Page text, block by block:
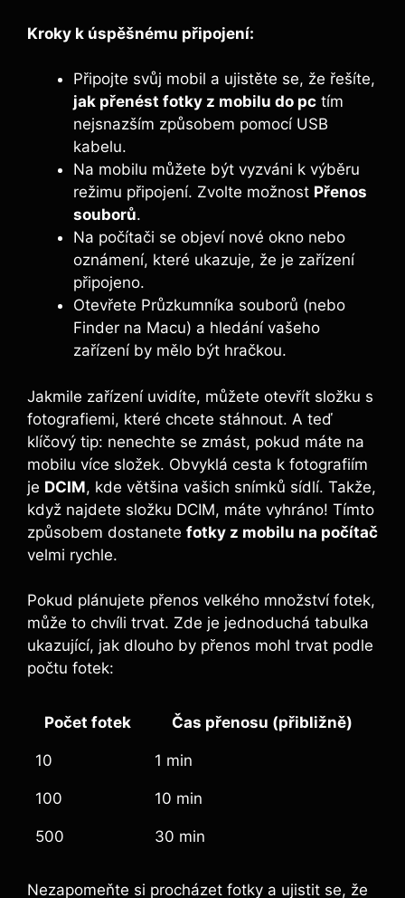
Kroky k úspěšnému připojení:
Připojte svůj mobil a ujistěte se, že řešíte,
jak přenést fotky z mobilu do pc tím
nejsnazším způsobem pomocí USB
kabelu.
Na mobilu můžete být vyzváni k výběru
režimu připojení. Zvolte možnost Přenos
souborů.
Na počítači se objeví nové okno nebo
oznámení, které ukazuje, že je zařízení
připojeno.
Otevřete Průzkumníka souborů (nebo
Finder na Macu) a hledání vašeho
zařízení by mělo být hračkou.
Jakmile zařízení uvidíte, můžete otevřít složku s
fotografiemi, které chcete stáhnout. A teď
klíčový tip: nenechte se zmást, pokud máte na
mobilu více složek. Obvyklá cesta k fotografiím
je DCIM, kde většina vašich snímků sídlí. Takže,
když najdete složku DCIM, máte vyhráno! Tímto
způsobem dostanete fotky z mobilu na počítač
velmi rychle.
Pokud plánujete přenos velkého množství fotek,
může to chvíli trvat. Zde je jednoduchá tabulka
ukazující, jak dlouho by přenos mohl trvat podle
počtu fotek:
Počet fotek Čas přenosu (přibližně)
10 1 min
100 10 min
500 30 min
Nezapomeňte si procházet fotky a ujistit se, že